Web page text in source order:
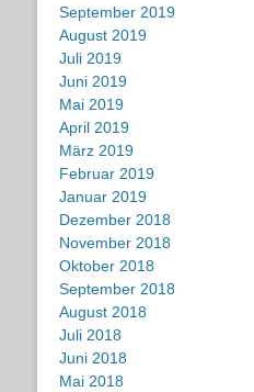
September 2019
August 2019
Juli 2019
Juni 2019
Mai 2019
April 2019
März 2019
Februar 2019
Januar 2019
Dezember 2018
November 2018
Oktober 2018
September 2018
August 2018
Juli 2018
Juni 2018
Mai 2018